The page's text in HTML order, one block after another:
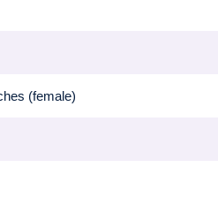
(female)